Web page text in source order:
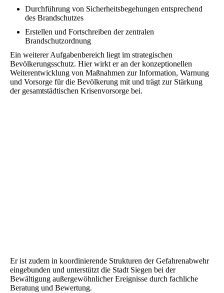
Durchführung von Sicherheitsbegehungen entsprechend
des Brandschutzes
Erstellen und Fortschreiben der zentralen
Brandschutzordnung
Ein weiterer Aufgabenbereich liegt im strategischen
Bevölkerungsschutz. Hier wirkt er an der konzeptionellen
Weiterentwicklung von Maßnahmen zur Information, Warnung
und Vorsorge für die Bevölkerung mit und trägt zur Stärkung
der gesamtstädtischen Krisenvorsorge bei.
Er ist zudem in koordinierende Strukturen der Gefahrenabwehr
eingebunden und unterstützt die Stadt Siegen bei der
Bewältigung außergewöhnlicher Ereignisse durch fachliche
Beratung und Bewertung.